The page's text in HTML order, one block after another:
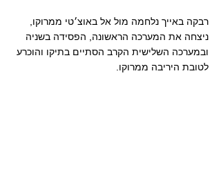
רבקה באייך נלחמה מול אל באוצ׳טי ממרוקו,
ניצחה את המערכה הראשונה, הפסידה בשניה
ובמערכה השלישית הקרב הסתיים בתיקו והוכרע
לטובת היריבה ממרוקו.